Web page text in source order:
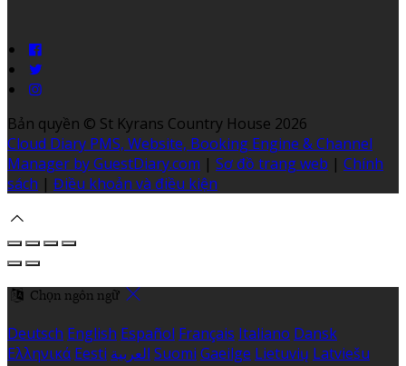
Bản quyền © St Kyrans Country House 2026
Cloud Diary PMS, Website, Booking Engine & Channel
Manager by GuestDiary.com | Sơ đồ trang web | Chính
sách | Điều khoản và điều kiện
Chọn ngôn ngữ
Deutsch English Español Français Italiano Dansk
Ελληνικά Eesti العربية Suomi Gaeilge Lietuvių Latviešu